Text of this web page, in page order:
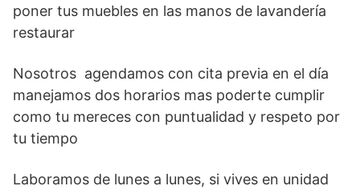
poner tus muebles en las manos de lavandería
restaurar
Nosotros agendamos con cita previa en el día
manejamos dos horarios mas poderte cumplir
como tu mereces con puntualidad y respeto por
tu tiempo
Laboramos de lunes a lunes, si vives en unidad